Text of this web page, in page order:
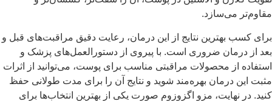
می‌سازد.
کسب بهترین نتایج از این درمان، رعایت دقیق مراقبت‌های قبل و
از درمان ضروری است. با پیروی از دستورالعمل‌های پزشک و
از محصولات مراقبتی مناسب برای پوست، می‌توانید از اثرات
این درمان بهره‌مند شوید و نتایج آن را برای مدت طولانی حفظ
در نهایت، مزو اگزوزوم صورت یکی از بهترین انتخاب‌ها برای